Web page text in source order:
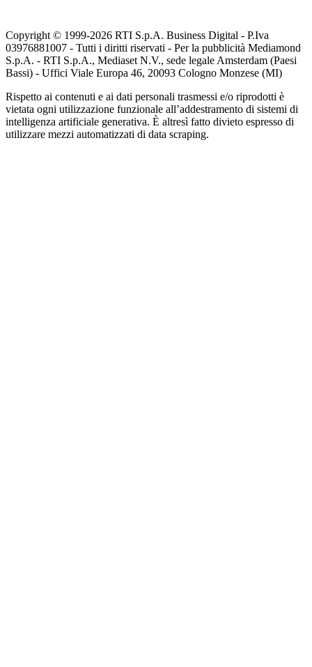
Copyright © 1999-2026 RTI S.p.A. Business Digital - P.Iva
03976881007 - Tutti i diritti riservati - Per la pubblicità Mediamond
S.p.A. - RTI S.p.A., Mediaset N.V., sede legale Amsterdam (Paesi
Bassi) - Uffici Viale Europa 46, 20093 Cologno Monzese (MI)
Rispetto ai contenuti e ai dati personali trasmessi e/o riprodotti è
vietata ogni utilizzazione funzionale all’addestramento di sistemi di
intelligenza artificiale generativa. È altresì fatto divieto espresso di
utilizzare mezzi automatizzati di data scraping.